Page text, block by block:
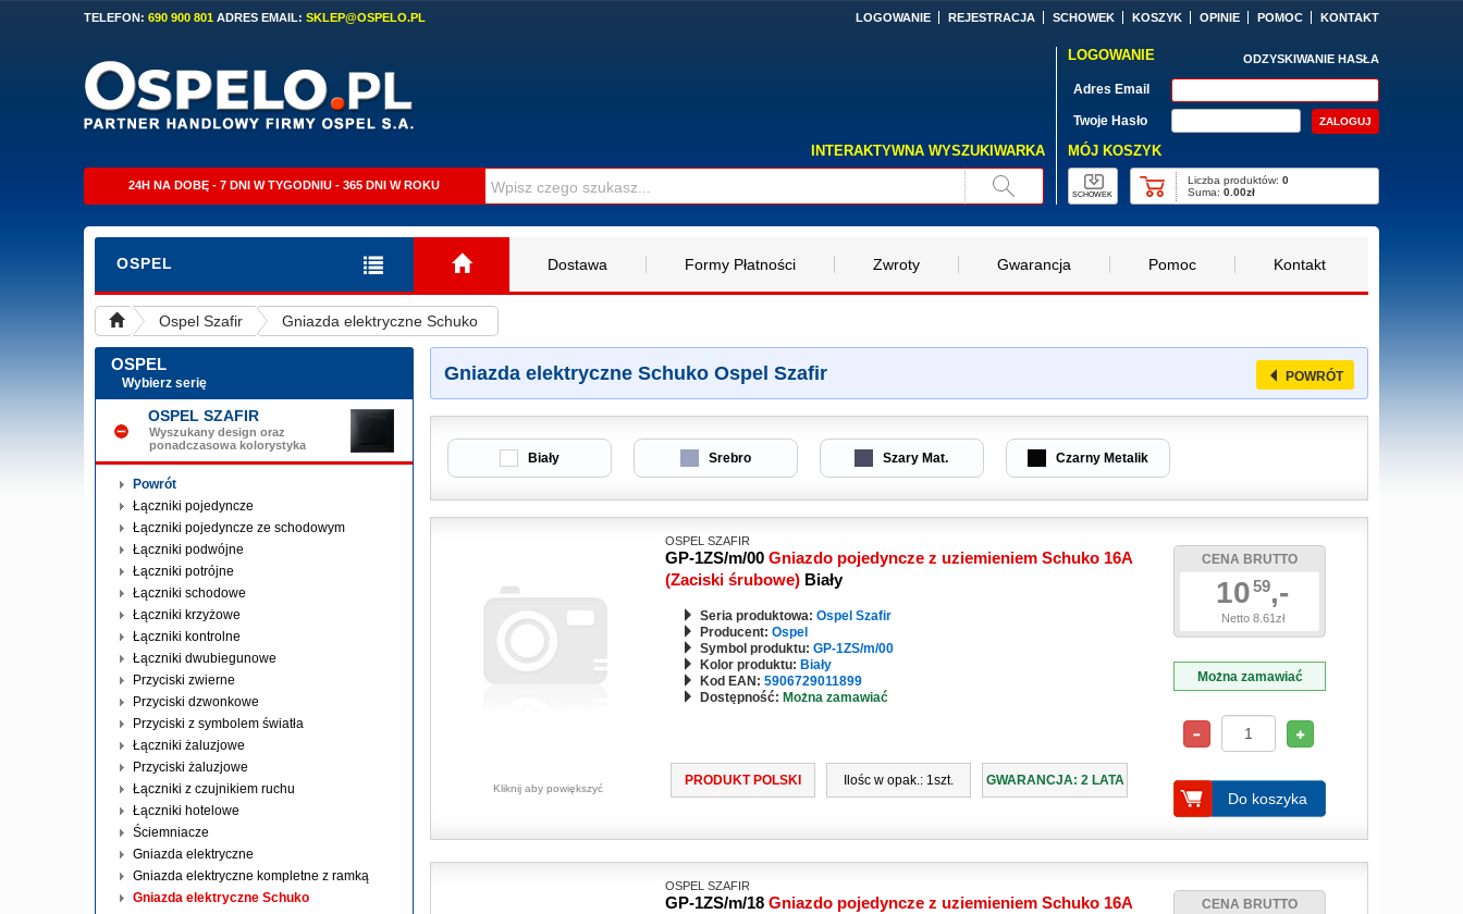
TELEFON: 690 900 801 ADRES EMAIL: SKLEP@OSPELO.PL LOGOWANIE REJESTRACJA SCHOWEK KOSZYK OPINIE POMOC KONTAKT
INTERAKTYWNA WYSZUKIWARKA
24H NA DOBĘ - 7 DNI W TYGODNIU - 365 DNI W ROKU
LOGOWANIE ODZYSKIWANIE HASŁA
Adres Email
Twoje Hasło
MÓJ KOSZYK
SCHOWEK
Liczba produktów:0
Suma:0.00zł
OSPEL Dostawa Formy Płatności Zwroty Gwarancja Pomoc Kontakt
Ospel Szafir Gniazda elektryczne Schuko
OSPEL
Wybierz serię
OSPEL SZAFIR
Wyszukany design oraz
ponadczasowa kolorystyka
Powrót
Łączniki pojedyncze
Łączniki pojedyncze ze schodowym
Łączniki podwójne
Łączniki potrójne
Łączniki schodowe
Łączniki krzyżowe
Łączniki kontrolne
Łączniki dwubiegunowe
Przyciski zwierne
Przyciski dzwonkowe
Przyciski z symbolem światła
Łączniki żaluzjowe
Przyciski żaluzjowe
Łączniki z czujnikiem ruchu
Łączniki hotelowe
Ściemniacze
Gniazda elektryczne
Gniazda elektryczne kompletne z ramką
Gniazda elektryczne Schuko
Gniazda elektryczne Schuko Ospel Szafir POWRÓT
Biały Srebro Szary Mat. Czarny Metalik
Kliknij aby powiększyć
OSPEL SZAFIR
GP-1ZS/m/00 Gniazdo pojedyncze z uziemieniem Schuko 16A
(Zaciski śrubowe) Biały
Seria produktowa: Ospel Szafir
Producent: Ospel
Symbol produktu: GP-1ZS/m/00
Kolor produktu: Biały
Kod EAN: 5906729011899
Dostępność: Można zamawiać
PRODUKT POLSKI Ilośc w opak.: 1szt. GWARANCJA: 2 LATA
CENA BRUTTO
10 59,-
Netto 8.61zł
Można zamawiać
Do koszyka
OSPEL SZAFIR
GP-1ZS/m/18 Gniazdo pojedyncze z uziemieniem Schuko 16A
CENA BRUTTO